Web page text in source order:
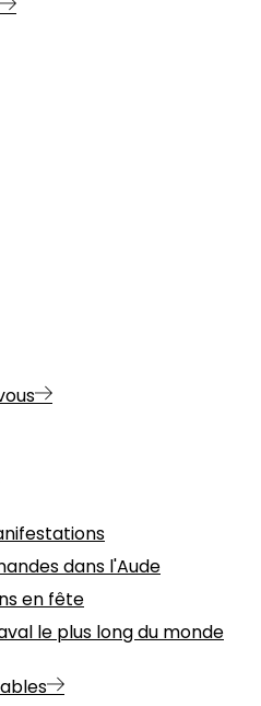
dans l'Aude
en fête
le plus long du monde